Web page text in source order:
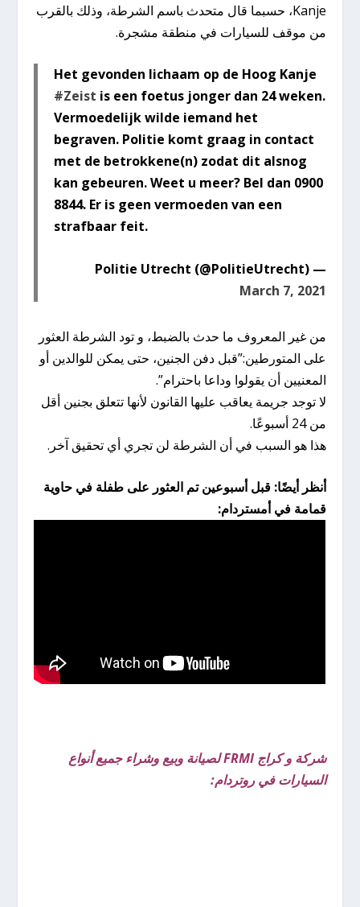
Kanje، حسبما قال متحدث باسم الشرطة، وذلك بالقرب
من موقف للسيارات في منطقة مشجرة.
Het gevonden lichaam op de Hoog Kanje
#Zeist is een foetus jonger dan 24 weken.
Vermoedelijk wilde iemand het
begraven. Politie komt graag in contact
met de betrokkene(n) zodat dit alsnog
kan gebeuren. Weet u meer? Bel dan 0900
8844. Er is geen vermoeden van een
strafbaar feit.
— Politie Utrecht (@PolitieUtrecht)
March 7, 2021
من غير المعروف ما حدث بالضبط، و تود الشرطة العثور
على المتورطين:”قبل دفن الجنين، حتى يمكن للوالدين أو
المعنيين أن يقولوا وداعا باحترام”.
لا توجد جريمة يعاقب عليها القانون لأنها تتعلق بجنين أقل
من 24 أسبوعًا.
هذا هو السبب في أن الشرطة لن تجري أي تحقيق آخر.
أنظر أيضًا: قبل أسبوعين تم العثور على طفلة في حاوية
قمامة في أمستردام:
شركة و كراج FRMI لصيانة وبيع وشراء جميع أنواع
السيارات في روتردام: